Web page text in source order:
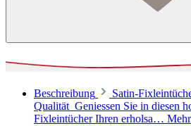
Beschreibung
Satin-
Qualität Geniessen Sie in diesen
Fixleintücher Ihren erholsa… Mehr